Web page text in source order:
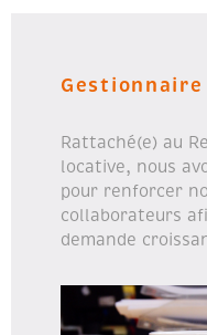
Rattaché(e) au
locative, nous
pour renforcer
collaborateurs
demande